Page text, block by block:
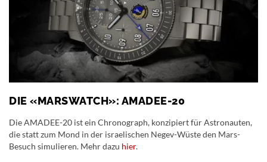
DIE «MARSWATCH»: AMADEE-20
Die AMADEE-20 ist ein Chronograph, konzipiert für Astronauten,
die statt zum Mond in der israelischen Negev-Wüste den Mars-
Besuch simulieren. Mehr dazu hier.